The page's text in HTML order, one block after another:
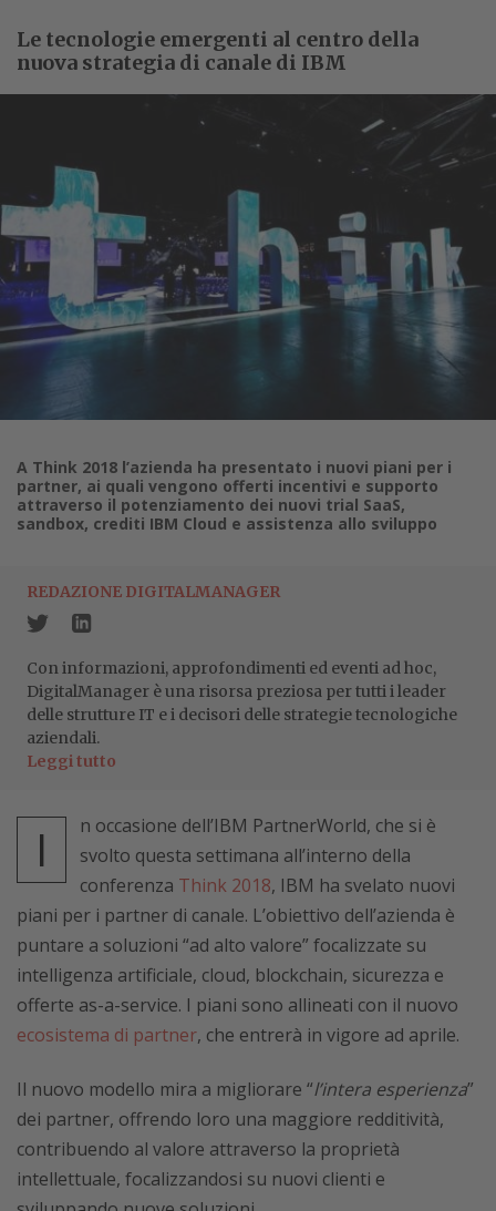
Le tecnologie emergenti al centro della
nuova strategia di canale di IBM
A Think 2018 l’azienda ha presentato i nuovi piani per i
partner, ai quali vengono offerti incentivi e supporto
attraverso il potenziamento dei nuovi trial SaaS,
sandbox, crediti IBM Cloud e assistenza allo sviluppo
REDAZIONE DIGITALMANAGER
Con informazioni, approfondimenti ed eventi ad hoc,
DigitalManager è una risorsa preziosa per tutti i leader
delle strutture IT e i decisori delle strategie tecnologiche
aziendali.
Leggi tutto
I
n occasione dell’IBM PartnerWorld, che si è
svolto questa settimana all’interno della
conferenza Think 2018, IBM ha svelato nuovi
piani per i partner di canale. L’obiettivo dell’azienda è
puntare a soluzioni “ad alto valore” focalizzate su
intelligenza artificiale, cloud, blockchain, sicurezza e
offerte as-a-service. I piani sono allineati con il nuovo
ecosistema di partner, che entrerà in vigore ad aprile.
Il nuovo modello mira a migliorare “l’intera esperienza”
dei partner, offrendo loro una maggiore redditività,
contribuendo al valore attraverso la proprietà
intellettuale, focalizzandosi su nuovi clienti e